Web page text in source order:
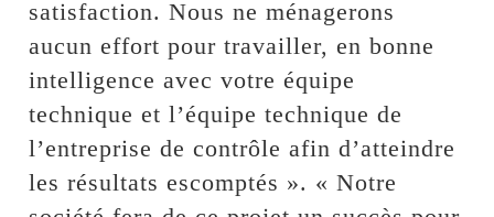
satisfaction. Nous ne ménagerons
aucun effort pour travailler, en bonne
intelligence avec votre équipe
technique et l’équipe technique de
l’entreprise de contrôle afin d’atteindre
les résultats escomptés ». « Notre